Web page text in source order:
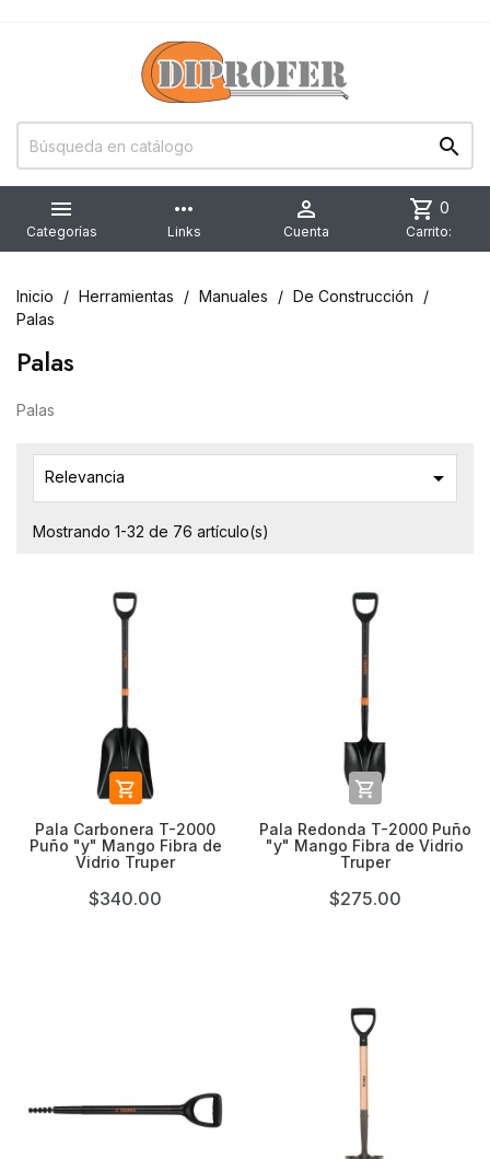


Categorías
more_horiz
Links

Cuenta
shopping_cart 0
Carrito:
Inicio Herramientas Manuales
De Construcción
Palas
Palas
Palas
Relevancia 
Mostrando 1-32 de 76 artículo(s)

Pala Carbonera T-2000
Puño "y" Mango Fibra de
Vidrio Truper
$340.00

Pala Redonda T-2000 Puño
"y" Mango Fibra de Vidrio
Truper
$275.00